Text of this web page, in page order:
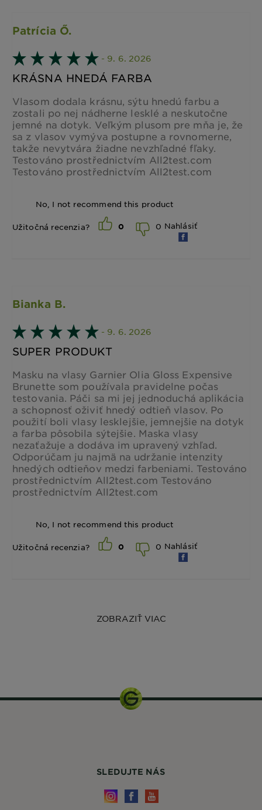
Patrícia Ő.
- 9. 6. 2026
KRÁSNA HNEDÁ FARBA
Vlasom dodala krásnu, sýtu hnedú farbu a
zostali po nej nádherne lesklé a neskutočne
jemné na dotyk. Veľkým plusom pre mňa je, že
sa z vlasov vymýva postupne a rovnomerne,
takže nevytvára žiadne nevzhľadné fľaky.
Testováno prostřednictvím All2test.com
Testováno prostřednictvím All2test.com
No, I not recommend this product
Užitočná recenzia? 0 0 Nahlásiť
Bianka B.
- 9. 6. 2026
SUPER PRODUKT
Masku na vlasy Garnier Olia Gloss Expensive
Brunette som používala pravidelne počas
testovania. Páči sa mi jej jednoduchá aplikácia
a schopnosť oživiť hnedý odtieň vlasov. Po
použití boli vlasy lesklejšie, jemnejšie na dotyk
a farba pôsobila sýtejšie. Maska vlasy
nezaťažuje a dodáva im upravený vzhľad.
Odporúčam ju najmä na udržanie intenzity
hnedých odtieňov medzi farbeniami. Testováno
prostřednictvím All2test.com Testováno
prostřednictvím All2test.com
No, I not recommend this product
Užitočná recenzia? 0 0 Nahlásiť
ZOBRAZIŤ VIAC
SLEDUJTE NÁS